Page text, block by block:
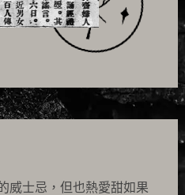
威士忌，但也熱愛甜如果